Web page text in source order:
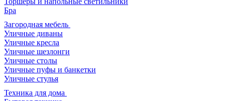
Бра
Загородная мебель
Уличные диваны
Уличные кресла
Уличные шезлонги
Уличные столы
Уличные пуфы и банкетки
Уличные стулья
Техника для дома